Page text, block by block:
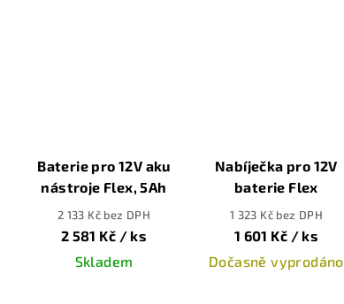
Baterie pro 12V aku
nástroje Flex, 5Ah
2 133 Kč bez DPH
2 581 Kč / ks
Skladem
Nabíječka pro 12V
baterie Flex
1 323 Kč bez DPH
1 601 Kč / ks
Dočasně vyprodáno